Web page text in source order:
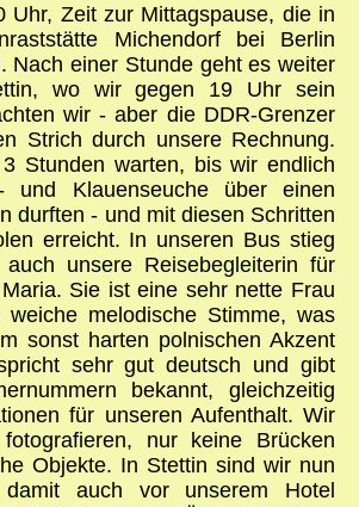
Uhr, Zeit zur Mittagspause, die in
Michendorf bei Berlin
Nach einer Stunde geht es weiter
wo wir gegen 19 Uhr sein
wir - aber die DDR-Grenzer
Strich durch unsere Rechnung.
Stunden warten, bis wir endlich
und Klauenseuche über einen
durften - und mit diesen Schritten
erreicht. In unseren Bus stieg
unsere Reisebegleiterin für
Sie ist eine sehr nette Frau
melodische Stimme, was
sonst harten polnischen Akzent
sehr gut deutsch und gibt
bekannt, gleichzeitig
für unseren Aufenthalt. Wir
nur keine Brücken
Objekte. In Stettin sind wir nun
auch vor unserem Hotel